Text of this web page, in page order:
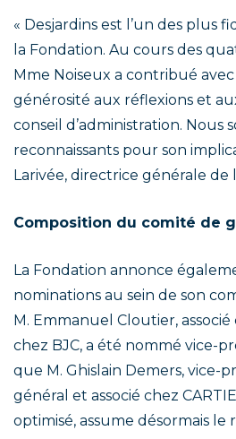
« Desjardins est l’un des plus
la Fondation. Au cours des
Mme Noiseux a contribué
générosité aux réflexions et
conseil d’administration. Nous
reconnaissants pour son
Larivée, directrice générale de
Composition du comité de
La Fondation annonce
nominations au sein de son
M. Emmanuel Cloutier, associé
chez BJC, a été nommé vice-
que M. Ghislain Demers, vice-
général et associé chez
optimisé, assume désormais le